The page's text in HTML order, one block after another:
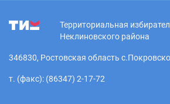
Территориальная
Неклиновского района
346830, Ростовская область
т. (факс): (86347) 2-17-72